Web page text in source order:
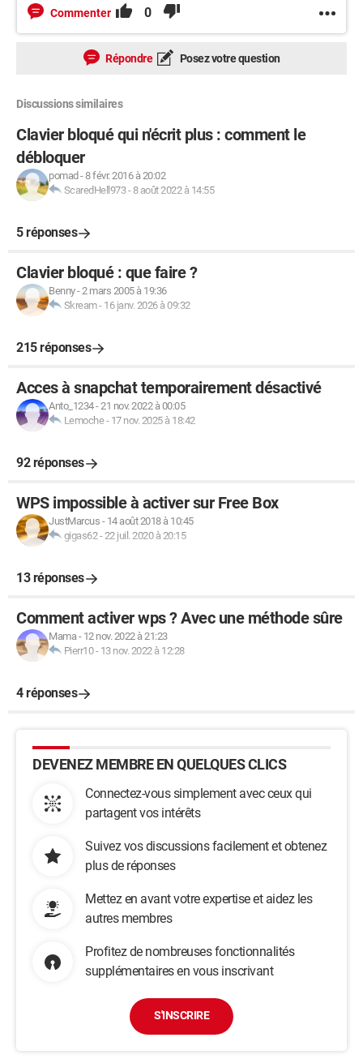
Commenter 0
Répondre Posez votre question
Discussions similaires
Clavier bloqué qui n'écrit plus : comment le
débloquer
pomad -8 févr. 2016 à 20:02
ScaredHell973- 8 août 2022 à 14:55
5 réponses
Clavier bloqué : que faire ?
Benny-2 mars 2005 à 19:36
Skream- 16 janv. 2026 à 09:32
215 réponses
Acces à snapchat temporairement désactivé
Anto_1234-21 nov. 2022 à 00:05
Lemoche- 17 nov. 2025 à 18:42
92 réponses
WPS impossible à activer sur Free Box
JustMarcus - 14 août 2018 à 10:45
gigas62-22 juil. 2020 à 20:15
13 réponses
Comment activer wps ? Avec une méthode sûre
Mama- 12 nov. 2022 à 21:23
Pierr10- 13 nov. 2022 à 12:28
4 réponses
DEVENEZ MEMBRE EN QUELQUES CLICS
Connectez-vous simplement avec ceux qui
partagent vos intérêts
Suivez vos discussions facilement et obtenez
plus de réponses
Mettez en avant votre expertise et aidez les
autres membres
Profitez de nombreuses fonctionnalités
supplémentaires en vous inscrivant
S'INSCRIRE